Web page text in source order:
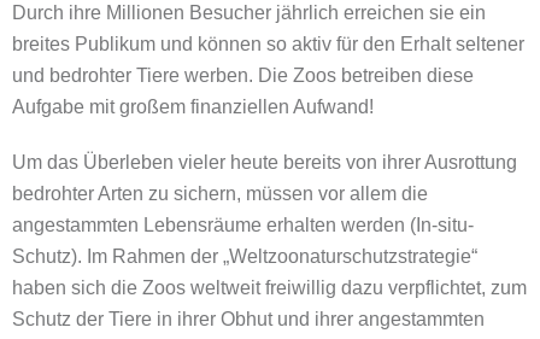
Durch ihre Millionen Besucher jährlich erreichen sie ein
breites Publikum und können so aktiv für den Erhalt seltener
und bedrohter Tiere werben. Die Zoos betreiben diese
Aufgabe mit großem finanziellen Aufwand!
Um das Überleben vieler heute bereits von ihrer Ausrottung
bedrohter Arten zu sichern, müssen vor allem die
angestammten Lebensräume erhalten werden (In-situ-
Schutz). Im Rahmen der „Weltzoonaturschutzstrategie“
haben sich die Zoos weltweit freiwillig dazu verpflichtet, zum
Schutz der Tiere in ihrer Obhut und ihrer angestammten